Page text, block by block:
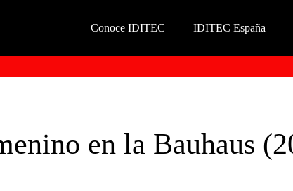
Conoce IDITEC IDITEC España
en la Bauhaus